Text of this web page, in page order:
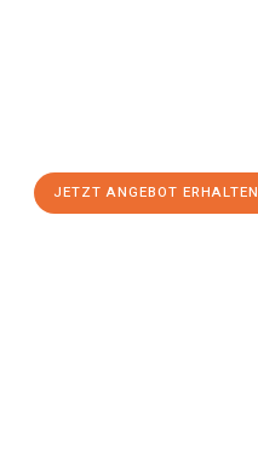
JETZT ANGEBOT ERHALTEN